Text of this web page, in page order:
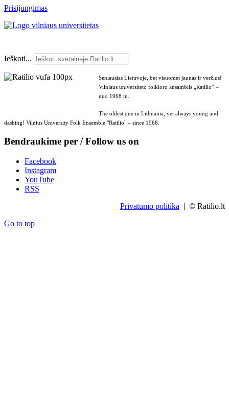
Prisijungimas
Ieškoti...
Seniausias Lietuvoje, bet visuomet jaunas ir veržlus!
Vilniaus universiteto folkloro ansamblis „Ratilio“ –
nuo 1968 m.
The oldest one in Lithuania, yet always young and
dashing! Vilnius University Folk Ensemble "Ratilio" – since 1968.
Bendraukime per / Follow us on
Facebook
Instagram
YouTube
RSS
Privatumo politika | © Ratilio.lt
Go to top